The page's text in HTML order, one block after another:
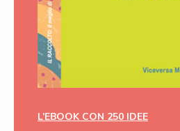
L’EBOOK CON 250 IDEE